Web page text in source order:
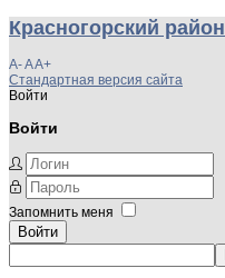
Красногорский район
A-AA+
Стандартная версия сайта
Войти
Войти
Запомнить меня
Войти